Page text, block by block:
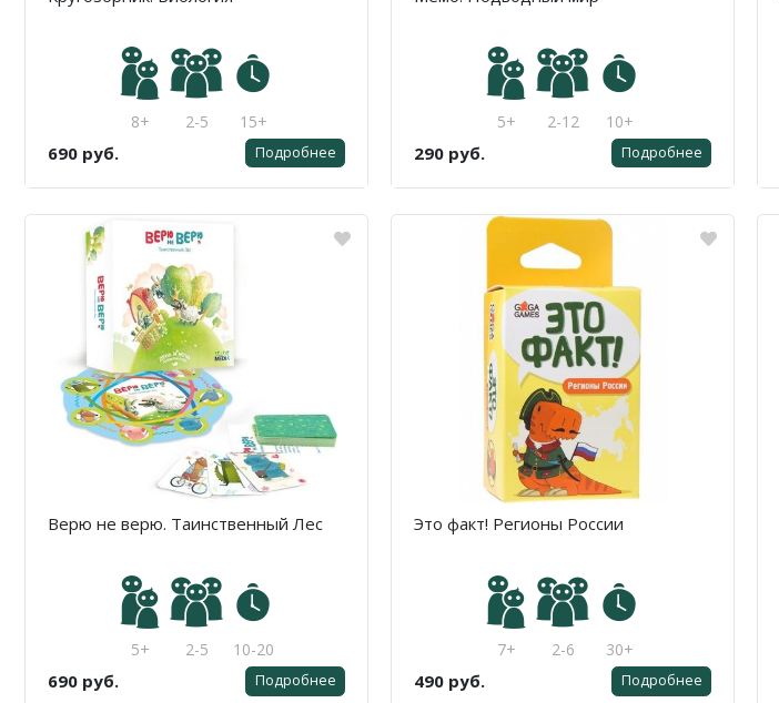
8+ 2-5 15+
690 руб. Подробнее
5+ 2-12 10+
290 руб. Подробнее
Верю не верю. Таинственный Лес
5+ 2-5 10-20
690 руб. Подробнее
Это факт! Регионы России
7+ 2-6 30+
490 руб. Подробнее